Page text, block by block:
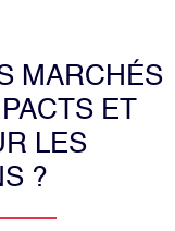
MARCHÉS
ET
LES
?